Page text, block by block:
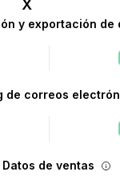
y exportación de
de correos
Datos de ventas